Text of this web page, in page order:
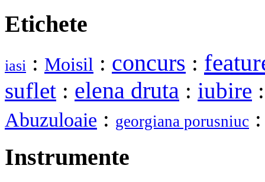
Etichete
iasi : Moisil : concurs :
suflet : elena druta : iubire
Abuzuloaie : georgiana porusniuc
Instrumente